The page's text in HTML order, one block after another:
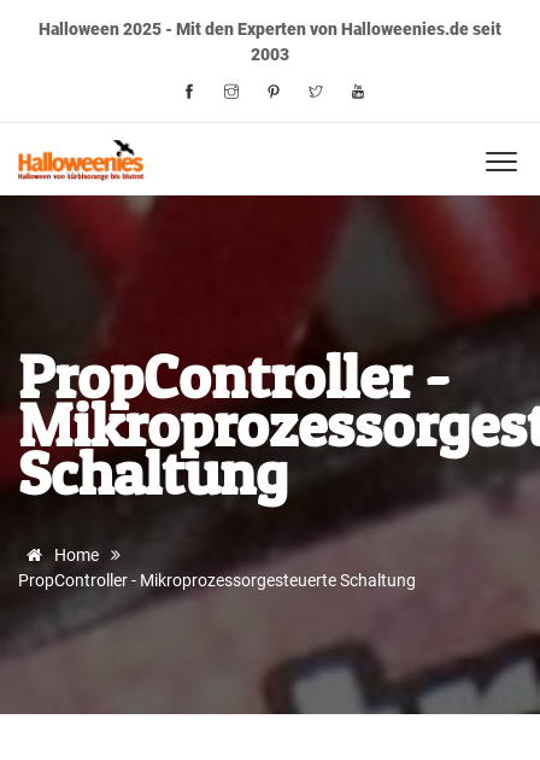
Halloween 2025 - Mit den Experten von Halloweenies.de seit
2003
PropController -
Schaltung
Home
PropController - Mikroprozessorgesteuerte Schaltung